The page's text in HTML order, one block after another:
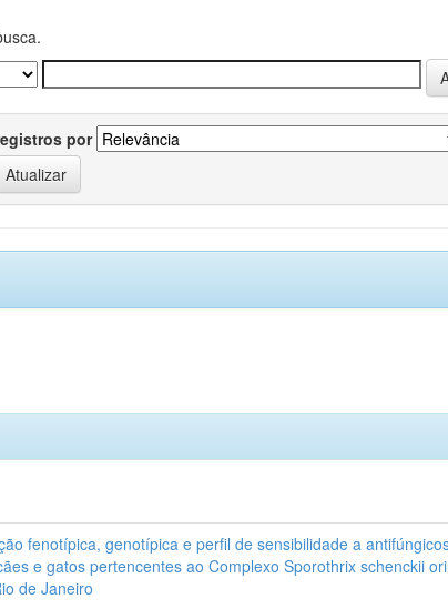
por
fenotípica, genotípica e perfil de sensibilidade a
e gatos pertencentes ao Complexo Sporothrix schenckii
de Janeiro